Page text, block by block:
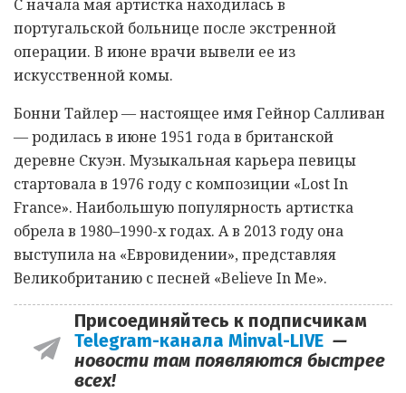
С начала мая артистка находилась в
португальской больнице после экстренной
операции. В июне врачи вывели ее из
искусственной комы.
Бонни Тайлер — настоящее имя Гейнор Салливан
— родилась в июне 1951 года в британской
деревне Скуэн. Музыкальная карьера певицы
стартовала в 1976 году с композиции «Lost In
France». Наибольшую популярность артистка
обрела в 1980–1990-х годах. А в 2013 году она
выступила на «Евровидении», представляя
Великобританию с песней «Believe In Me».
Присоединяйтесь к подписчикам
Telegram-канала Minval-LIVE —
новости там появляются быстрее
всех!